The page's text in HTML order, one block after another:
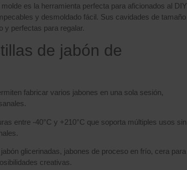
es la herramienta perfecta para aficionados al DIY
y desmoldado fácil. Sus cavidades de tamaño
y perfectas para regalar.
de jabón de
fabricar varios jabones en una sola sesión,
entre -40°C y +210°C que soporta múltiples usos sin
glicerinadas, jabones de proceso en frío, cera para
creativas.